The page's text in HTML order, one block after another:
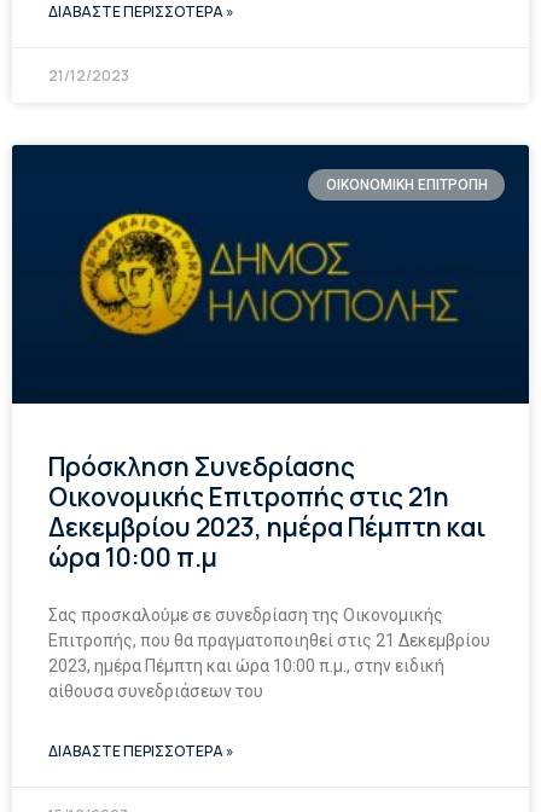
ΔΙΑΒΑΣΤΕ ΠΕΡΙΣΣΟΤΕΡΑ »
21/12/2023
ΟΙΚΟΝΟΜΙΚΗ ΕΠΙΤΡΟΠΗ
Πρόσκληση Συνεδρίασης
Οικονομικής Επιτροπής στις 21η
Δεκεμβρίου 2023, ημέρα Πέμπτη και
ώρα 10:00 π.μ
Σας προσκαλούμε σε συνεδρίαση της Οικονομικής
Επιτροπής, που θα πραγματοποιηθεί στις 21 Δεκεμβρίου
2023, ημέρα Πέμπτη και ώρα 10:00 π.μ., στην ειδική
αίθουσα συνεδριάσεων του
ΔΙΑΒΑΣΤΕ ΠΕΡΙΣΣΟΤΕΡΑ »